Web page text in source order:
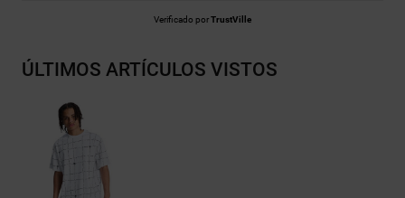
Verificado porTrustVille
ÚLTIMOS ARTÍCULOS VISTOS